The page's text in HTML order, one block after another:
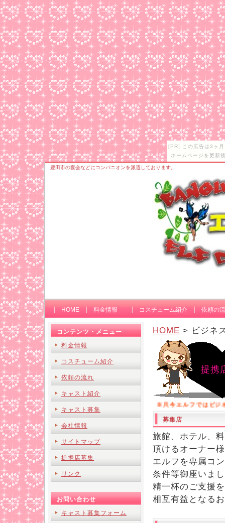
[PR] この広告は3ヶ
ホームページを更新
豊田市の宴会などにコンパニオンを派遣しております。
HOME 料金情報 コスチューム紹介 依頼の
HOME > ビジネ
提携
※只今エルフではビジネ
募集店
旅館、ホテル、
頂けるオーナー
エルフを専属コ
条件等御座いま
精一杯のご支援
相互有益となる
コンテンツ・メニュー
料金情報
コスチューム紹介
依頼の流れ
キャスト紹介
キャスト募集
会社情報
サイトマップ
提携店募集
リンク
お問い合わせ
キャスト募集フォーム